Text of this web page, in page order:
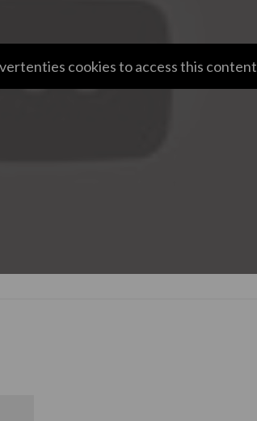
cookies to access this content